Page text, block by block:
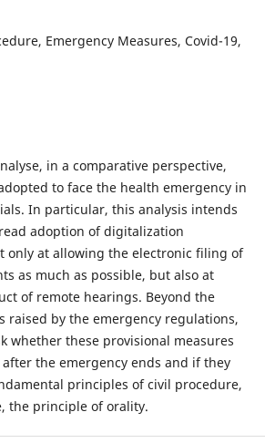
Emergency Measures, Covid-19,
in a comparative perspective,
to face the health emergency in
In particular, this analysis intends
adoption of digitalization
only at allowing the electronic filing of
as much as possible, but also at
of remote hearings. Beyond the
raised by the emergency regulations,
whether these provisional measures
the emergency ends and if they
principles of civil procedure,
the principle of orality.